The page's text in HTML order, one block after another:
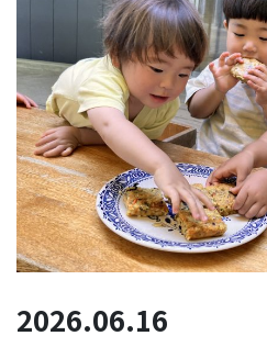
2026.06.16